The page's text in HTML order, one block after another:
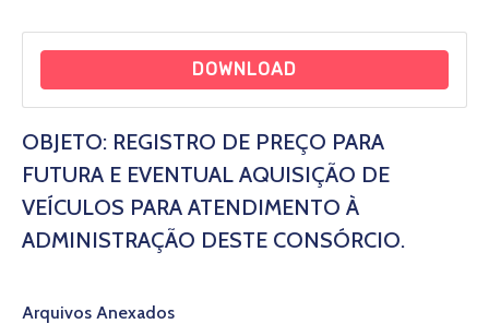
DOWNLOAD
OBJETO: REGISTRO DE PREÇO PARA
FUTURA E EVENTUAL AQUISIÇÃO DE
VEÍCULOS PARA ATENDIMENTO À
ADMINISTRAÇÃO DESTE CONSÓRCIO.
Arquivos Anexados